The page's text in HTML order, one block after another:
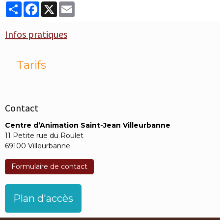
PartagerFacebook
X
Infos pratiques
Tarifs
Contact
Centre d’Animation Saint-Jean Villeurbanne
11 Petite rue du Roulet
69100 Villeurbanne
Formulaire de contact
Plan d'accès